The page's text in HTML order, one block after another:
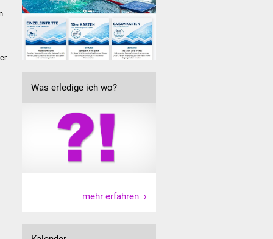
Was erledige ich wo?
mehr erfahren